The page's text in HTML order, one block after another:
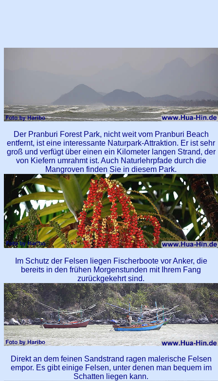
Der Pranburi Forest Park, nicht weit vom Pranburi Beach
entfernt, ist eine interessante Naturpark-Attraktion. Er ist sehr
groß und verfügt über einen ein Kilometer langen Strand, der
von Kiefern umrahmt ist. Auch Naturlehrpfade durch die
Mangroven finden Sie in diesem Park.
Im Schutz der Felsen liegen Fischerboote vor Anker, die
bereits in den frühen Morgenstunden mit Ihrem Fang
zurückgekehrt sind.
Direkt an dem feinen Sandstrand ragen malerische Felsen
empor. Es gibt einige Felsen, unter denen man bequem im
Schatten liegen kann.